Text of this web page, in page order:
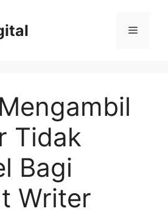
Menu
Tidak
Bagi
Writer